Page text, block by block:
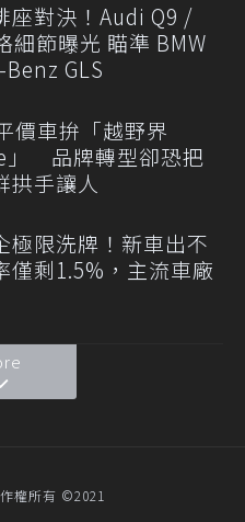
座對決！Audi Q9 /
細節曝光 瞄準 BMW
GLS
價車拚「越野界
」 品牌轉型卻恐把
拱手讓人
極限洗牌！新車出不
僅剩1.5%，主流車廠
權所有 ©2021